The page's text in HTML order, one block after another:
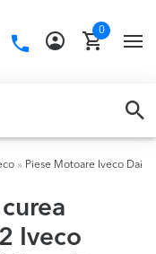
Call
0
» Piese Motoare Iveco Daily
Iveco